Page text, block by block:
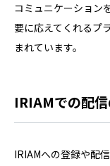
コミュニケーション
要に応えてくれるプ
まれています。
IRIAMでの配
IRIAMへの登録や配